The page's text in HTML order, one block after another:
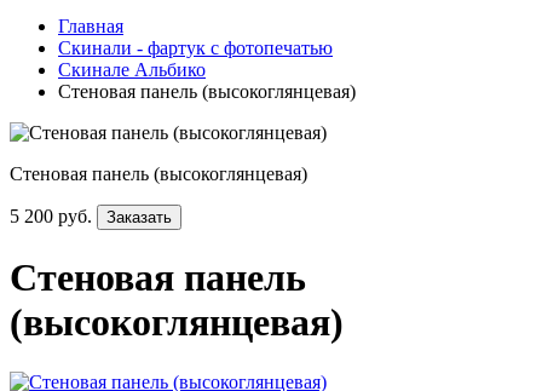
Главная
Скинали - фартук с фотопечатью
Скинале Альбико
Стеновая панель (высокоглянцевая)
Стеновая панель (высокоглянцевая)
5 200 руб. Заказать
Стеновая панель
(высокоглянцевая)